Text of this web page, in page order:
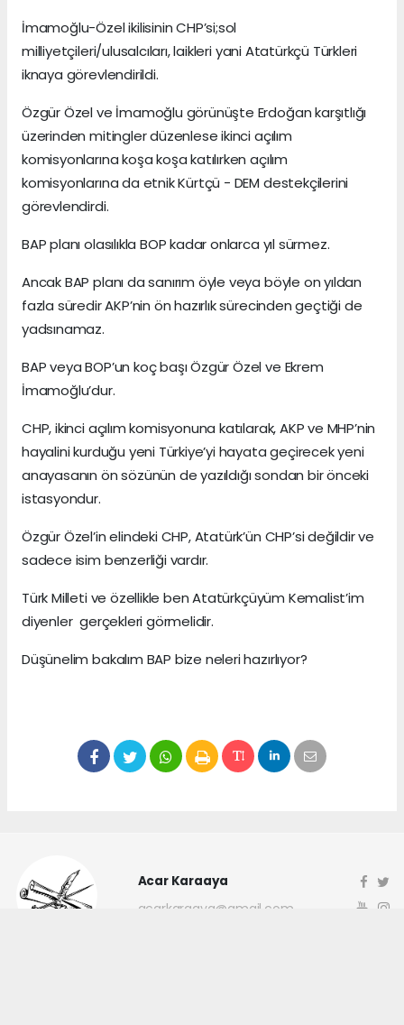
İmamoğlu-Özel ikilisinin CHP’si;sol
milliyetçileri/ulusalcıları, laikleri yani Atatürkçü Türkleri
iknaya görevlendirildi.
Özgür Özel ve İmamoğlu görünüşte Erdoğan karşıtlığı
üzerinden mitingler düzenlese ikinci açılım
komisyonlarına koşa koşa katılırken açılım
komisyonlarına da etnik Kürtçü - DEM destekçilerini
görevlendirdi.
BAP planı olasılıkla BOP kadar onlarca yıl sürmez.
Ancak BAP planı da sanırım öyle veya böyle on yıldan
fazla süredir AKP’nin ön hazırlık sürecinden geçtiği de
yadsınamaz.
BAP veya BOP’un koç başı Özgür Özel ve Ekrem
İmamoğlu’dur.
CHP, ikinci açılım komisyonuna katılarak, AKP ve MHP’nin
hayalini kurduğu yeni Türkiye’yi hayata geçirecek yeni
anayasanın ön sözünün de yazıldığı sondan bir önceki
istasyondur.
Özgür Özel’in elindeki CHP, Atatürk’ün CHP’si değildir ve
sadece isim benzerliği vardır.
Türk Milleti ve özellikle ben Atatürkçüyüm Kemalist’im
diyenler gerçekleri görmelidir.
Düşünelim bakalım BAP bize neleri hazırlıyor?
Acar Karaaya
acarkaraaya@gmail.com